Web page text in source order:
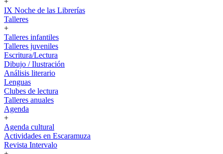
IX Noche de las Librerías
Talleres
+
Talleres infantiles
Talleres juveniles
Escritura/Lectura
Dibujo / Ilustración
Análisis literario
Lenguas
Clubes de lectura
Talleres anuales
Agenda
+
Agenda cultural
Actividades en Escaramuza
Revista Intervalo